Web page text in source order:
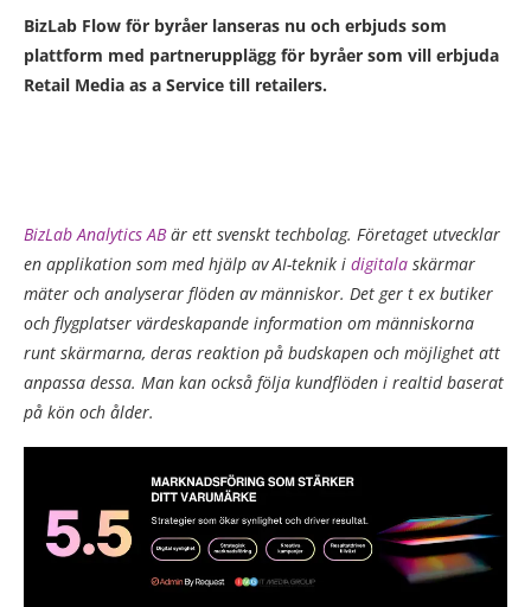
BizLab Flow för byråer lanseras nu och erbjuds som
plattform med partnerupplägg för byråer som vill erbjuda
Retail Media as a Service till retailers.
BizLab Analytics ABär ett svenskt techbolag. Företaget utvecklar
en applikation som med hjälp av AI-teknik i digitala skärmar
mäter och analyserar flöden av människor. Det ger t ex butiker
och flygplatser värdeskapande information om människorna
runt skärmarna, deras reaktion på budskapen och möjlighet att
anpassa dessa. Man kan också följa kundflöden i realtid baserat
på kön och ålder.